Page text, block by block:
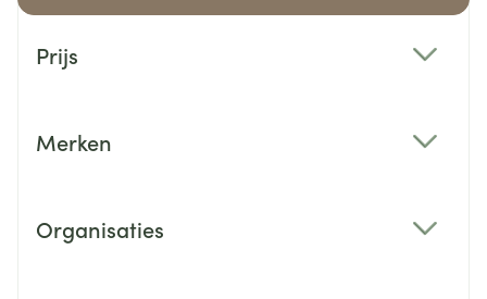
Prijs
Merken
Organisaties